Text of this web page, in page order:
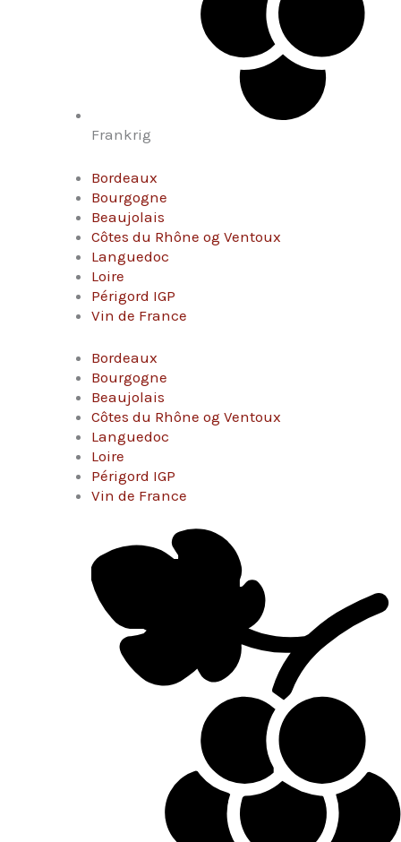
Frankrig
Bordeaux
Bourgogne
Beaujolais
Côtes du Rhône og Ventoux
Languedoc
Loire
Périgord IGP
Vin de France
Bordeaux
Bourgogne
Beaujolais
Côtes du Rhône og Ventoux
Languedoc
Loire
Périgord IGP
Vin de France